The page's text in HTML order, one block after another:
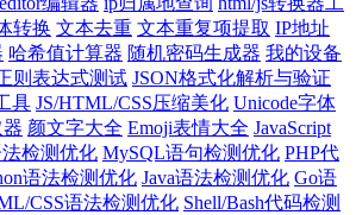
转换 文本去重 文本重复项提取 IP地址
哈希值计算器 随机密码生成器 我的设备
则表达式测试 JSON格式化解析与验证
具 JS/HTML/CSS压缩美化 Unicode字体
颜文字大全 Emoji表情大全 JavaScript
法检测优化 MySQL语句检测优化 PHP代
语法检测优化 Java语法检测优化 Go语
CSS语法检测优化 Shell/Bash代码检测